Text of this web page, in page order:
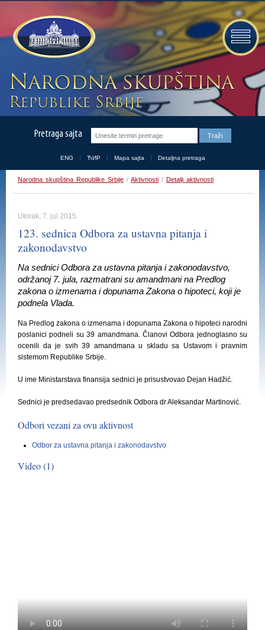
Pretraga sajta
ENG ЋИР Mapa sajta Detaljna pretraga
Narodna skupština Republike Srbije / Aktivnosti / Detalji aktivnosti
Utorak, 7. jul 2015.
123. sednica Odbora za ustavna pitanja i
zakonodavstvo
Na sednici Odbora za ustavna pitanja i zakonodavstvo,
održanoj 7. jula, razmatrani su amandmani na Predlog
zakona o izmenama i dopunama Zakona o hipoteci, koji je
podnela Vlada.
Na Predlog zakona o izmenama i dopunama Zakona o hipoteci narodni
poslanici podneli su 39 amandmana. Članovi Odbora jednoglasno su
ocenili da je svih 39 amandmana u skladu sa Ustavom i pravnim
sistemom Republike Srbije.
U ime Ministarstava finansija sednici je prisustvovao Dejan Hadžić.
Sednici je predsedavao predsednik Odbora dr Aleksandar Martinović.
Odbori vezani za ovu aktivnost
Odbor za ustavna pitanja i zakonodavstvo
Video (1)